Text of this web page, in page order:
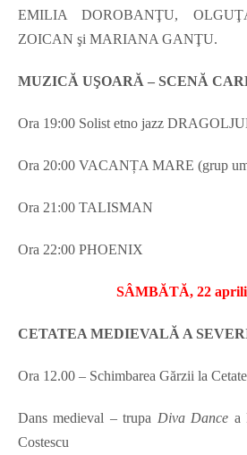
EMILIA DOROBANŢU,
ZOICAN şi MARIANA GANŢU.
MUZICĂ UŞOARĂ – SCENĂ
Ora 19:00 Solist etno jazz
Ora 20:00 VACANȚA MARE (grup
Ora 21:00 TALISMAN
Ora 22:00 PHOENIX
SÂMBĂTĂ, 22
CETATEA MEDIEVALĂ A
Ora 12.00 – Schimbarea Gărzii la Cetate
Dans medieval – trupa Diva Dance a
Costescu